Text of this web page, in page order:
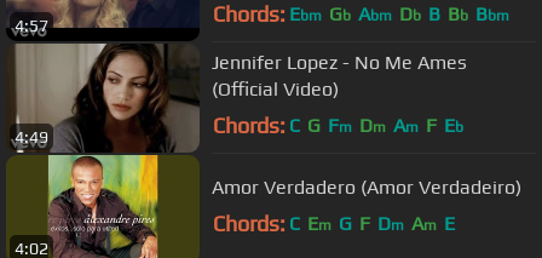
4:57 Chords: Ebm Gb Abm Db B Bb Bbm
4:49
Jennifer Lopez - No Me Ames
(Official Video)
Chords: C G Fm Dm Am F Eb
4:02
Amor Verdadero (Amor Verdadeiro)
Chords: C Em G F Dm Am E